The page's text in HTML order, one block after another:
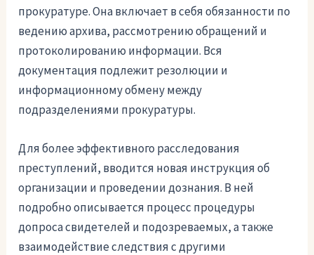
прокуратуре. Она включает в себя обязанности по
ведению архива, рассмотрению обращений и
протоколированию информации. Вся
документация подлежит резолюции и
информационному обмену между
подразделениями прокуратуры.
Для более эффективного расследования
преступлений, вводится новая инструкция об
организации и проведении дознания. В ней
подробно описывается процесс процедуры
допроса свидетелей и подозреваемых, а также
взаимодействие следствия с другими